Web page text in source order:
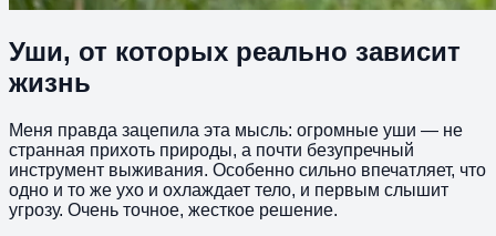
Уши, от которых реально зависит
жизнь
Меня правда зацепила эта мысль: огромные уши — не
странная прихоть природы, а почти безупречный
инструмент выживания. Особенно сильно впечатляет, что
одно и то же ухо и охлаждает тело, и первым слышит
угрозу. Очень точное, жесткое решение.